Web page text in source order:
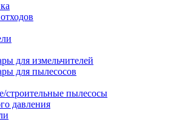
для измельчителей
для пылесосов
строительные пылесосы
давления